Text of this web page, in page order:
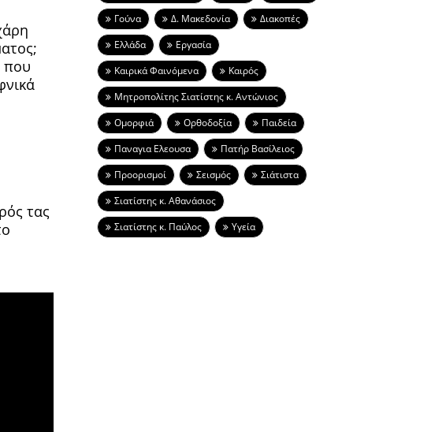
που
τας
Γούνα
Δ. Μακεδονία
Διακοπές
Ελλάδα
Εργασία
Καιρικά Φαινόμενα
Καιρός
Μητροπολίτης Σιατίστης κ. Αντώνιος
Ομορφιά
Ορθοδοξία
Παιδεία
Παναγια Ελεουσα
Πατήρ Βασίλειος
Προορισμοί
Σεισμός
Σιάτιστα
Σιατίστης κ. Αθανάσιος
Σιατίστης κ. Παύλος
Υγεία